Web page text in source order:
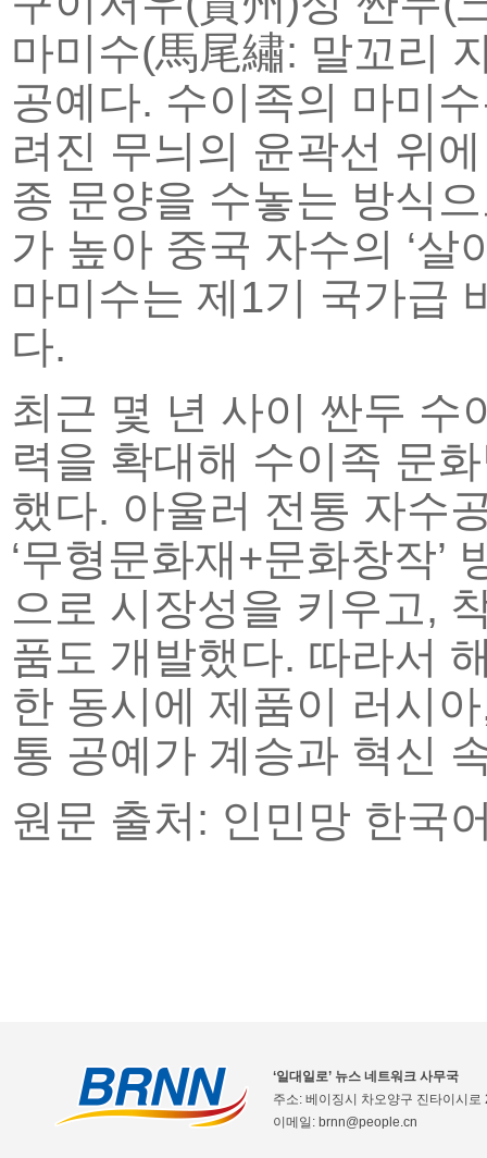
마미수(馬尾繡: 말꼬리
공예다. 수이족의 마미
려진 무늬의 윤곽선 위
종 문양을 수놓는 방식
가 높아 중국 자수의 ‘살
마미수는 제1기 국가급
다.
최근 몇 년 사이 싼두 수
력을 확대해 수이족 문
했다. 아울러 전통 자수
‘무형문화재+문화창작’
으로 시장성을 키우고,
품도 개발했다. 따라서
한 동시에 제품이 러시
통 공예가 계승과 혁신
원문 출처: 인민망 한국
‘일대일로’ 뉴스 네트워크 사무국
주소: 베이징시 차오양구 진타이시
이메일: brnn@people.cn